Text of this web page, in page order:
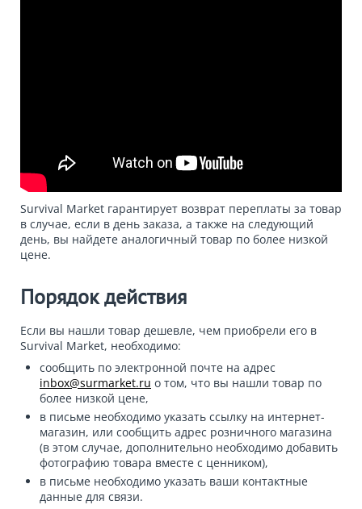
Survival Market гарантирует возврат переплаты за товар
в случае, если в день заказа, а также на следующий
день, вы найдете аналогичный товар по более низкой
цене.
Порядок действия
Если вы нашли товар дешевле, чем приобрели его в
Survival Market, необходимо:
сообщить по электронной почте на адрес
inbox@surmarket.ru о том, что вы нашли товар по
более низкой цене,
в письме необходимо указать ссылку на интернет-
магазин, или сообщить адрес розничного магазина
(в этом случае, дополнительно необходимо добавить
фотографию товара вместе с ценником),
в письме необходимо указать ваши контактные
данные для связи.